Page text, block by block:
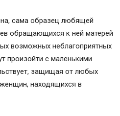
святых
женщин носящих имя
календарь
сама образец любящей
обращающихся к ней матерей
возможных неблагоприятных
произойти с маленькими
защищая от любых
находящихся в